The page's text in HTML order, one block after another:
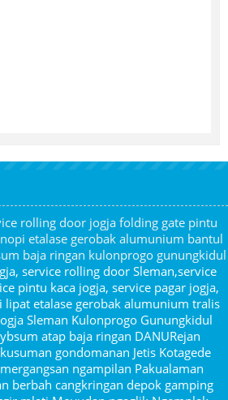
rolling door jogja folding gate pintu
etalase gerobak alumunium bantul
baja ringan kulonprogo gunungkidul
service rolling door Sleman,service
pintu kaca jogja, service pagar jogja,
lipat etalase gerobak alumunium tralis
Sleman Kulonprogo Gunungkidul
atap baja ringan DANURejan
gondomanan Jetis Kotagede
ngampilan Pakualaman
berbah cangkringan depok gamping